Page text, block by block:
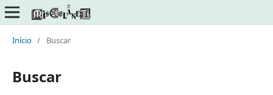
Início / Buscar
Buscar